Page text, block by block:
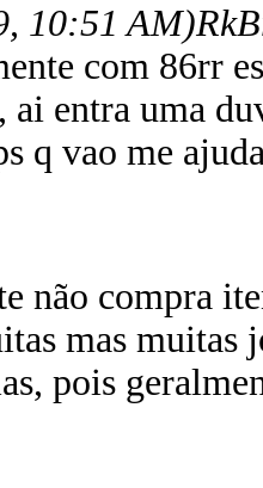
10:51 AM)
com 86rr
ai entra uma
q vao me
não compra
mas muitas
pois